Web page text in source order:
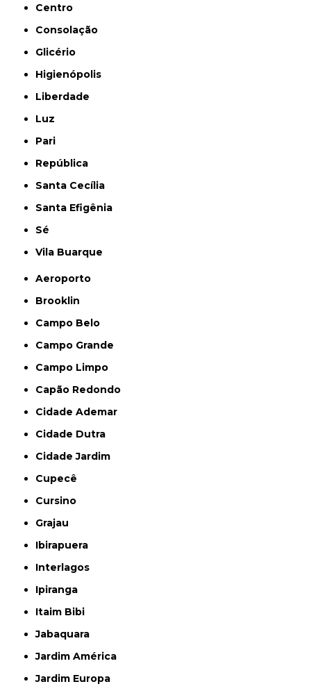
Centro
Consolação
Glicério
Higienópolis
Liberdade
Luz
Pari
República
Santa Cecília
Santa Efigênia
Sé
Vila Buarque
Aeroporto
Brooklin
Campo Belo
Campo Grande
Campo Limpo
Capão Redondo
Cidade Ademar
Cidade Dutra
Cidade Jardim
Cupecê
Cursino
Grajau
Ibirapuera
Interlagos
Ipiranga
Itaim Bibi
Jabaquara
Jardim América
Jardim Europa